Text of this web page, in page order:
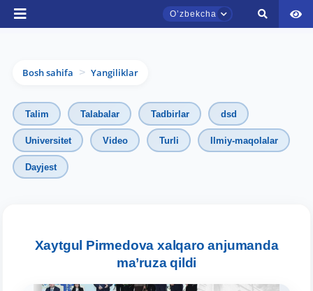
Oʼzbekcha
Bosh sahifa > Yangiliklar
Talim Talabalar Tadbirlar dsd
Universitet Video Turli Ilmiy-maqolalar
Dayjest
Xaytgul Pirmedova xalqaro anjumanda
ma’ruza qildi
TDYU qabul murojaatlari chati
Qabul bo'yicha murojaatlaringizni ushbu
chatda qoldiring.